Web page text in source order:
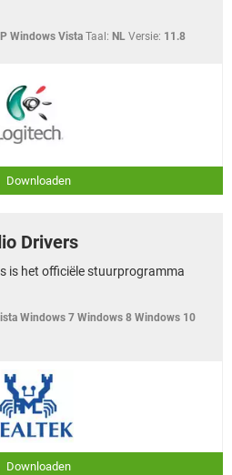
Windows Vista Taal: NL Versie: 11.8
Downloaden
Drivers
is het officiële stuurprogramma
Windows 7 Windows 8 Windows 10
Downloaden